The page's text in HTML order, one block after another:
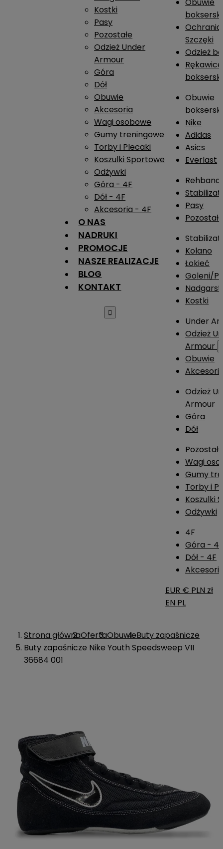
Kostki
Pasy
Pozostałe
Odzież Under
Armour
Góra
Dół
Obuwie
Akcesoria
Wagi osobowe
Gumy treningowe
Torby i Plecaki
Koszulki Sportowe
Odżywki
Góra - 4F
Dół - 4F
Akcesoria - 4F
O NAS
NADRUKI
PROMOCJE
NASZE REALIZACJE
BLOG
KONTAKT

Szczęki
Odzież
Rękawice
Obuwie
Nike
Adidas
Asics
Everlast
Rehband
Pasy
Kolano
Łokieć
Goleni/
Kostki
Under
Odzież
Armour
Obuwie
Odzież
Armour
Góra
Dół
Wagi
Gumy
Torby i
Koszulki
Odżywki
4F
Góra -
Dół - 4F
EUR € PLN zł
EN PL
Strona głównaOfertaObuwieButy zapaśnicze
Buty zapaśnicze Nike Youth Speedsweep VII
36684 001